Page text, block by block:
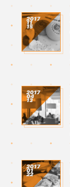
2017
11
15
2017
04
13
2017
01
22